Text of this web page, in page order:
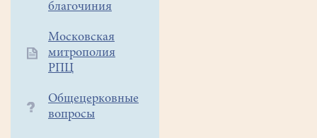
благочиния
Московская
митрополия
РПЦ
Общецерковные
вопросы